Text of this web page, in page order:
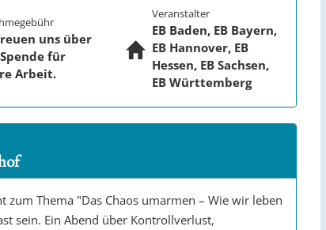
uns über
für
Arbeit.
Veranstalter
EB Baden, EB Bayern,
EB Hannover, EB
Hessen, EB Sachsen,
EB Württemberg
Thema "Das Chaos umarmen – Wie wir leben
sein. Ein Abend über Kontrollverlust,